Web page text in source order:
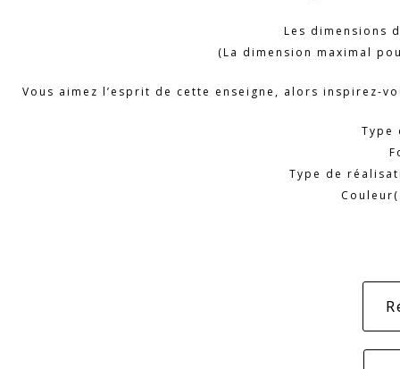
Les dimensions
(La dimension maximal
Vous aimez l’esprit de cette enseigne, alors
Type
Type de